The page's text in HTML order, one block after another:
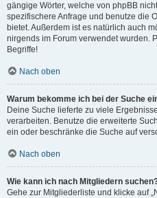
gängige Wörter, welche von phpBB
spezifischere Anfrage und benutze die
bietet. Außerdem ist es natürlich auch
nirgends im Forum verwendet wurden.
Begriffe!
Nach oben
Warum bekomme ich bei der Suche
Deine Suche lieferte zu viele
verarbeiten. Benutze die erweiterte
ein oder beschränke die Suche auf
Nach oben
Wie kann ich nach Mitgliedern
Gehe zur Mitgliederliste und klicke auf